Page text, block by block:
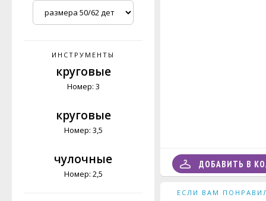
ИНСТРУМЕНТЫ
круговые
Номер: 3
круговые
Номер: 3,5
чулочные
Номер: 2,5
ДОБАВИТЬ В
ЕСЛИ ВАМ